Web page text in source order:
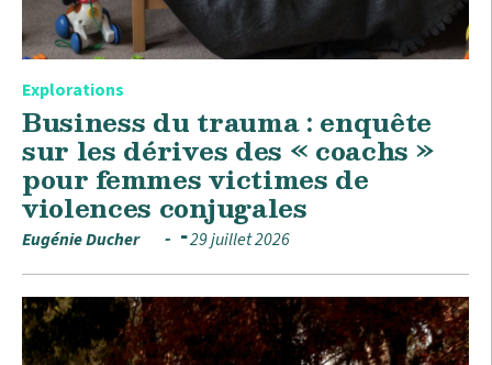
Explorations
Business du trauma : enquête
sur les dérives des « coachs »
pour femmes victimes de
violences conjugales
Eugénie Ducher 29 juillet 2026